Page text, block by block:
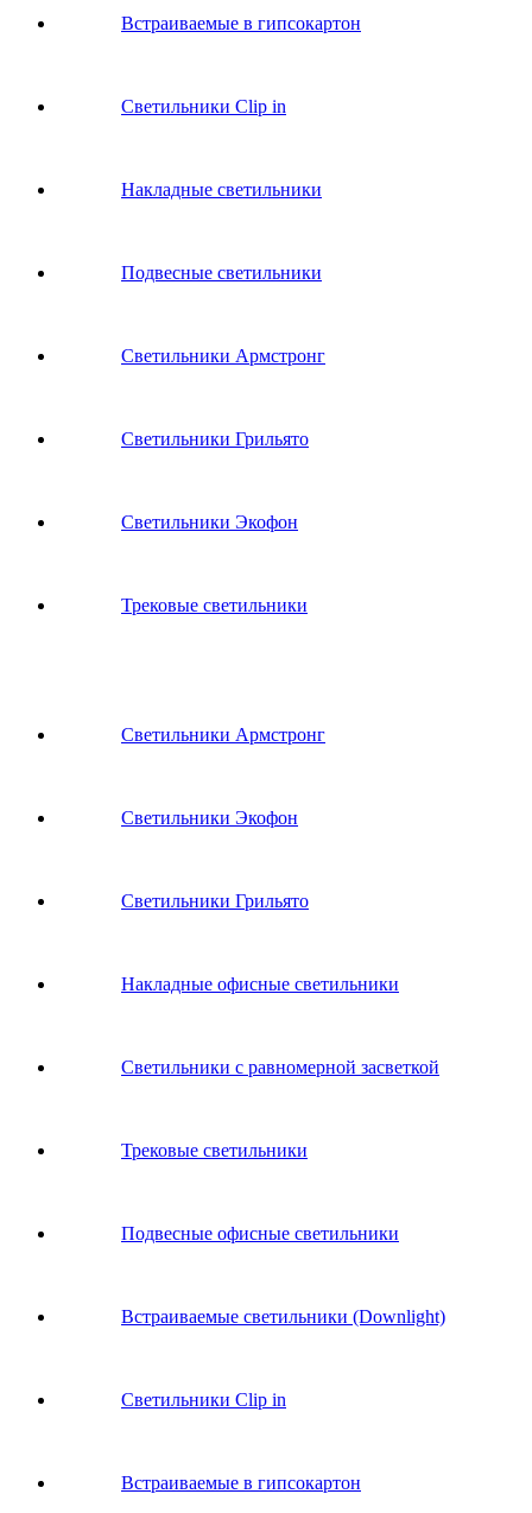
Встраиваемые в гипсокартон
Светильники Clip in
Накладные светильники
Подвесные светильники
Светильники Армстронг
Светильники Грильято
Светильники Экофон
Трековые светильники
Светильники Армстронг
Светильники Экофон
Светильники Грильято
Накладные офисные светильники
Светильники с равномерной засветкой
Трековые светильники
Подвесные офисные светильники
Встраиваемые светильники (Downlight)
Светильники Clip in
Встраиваемые в гипсокартон